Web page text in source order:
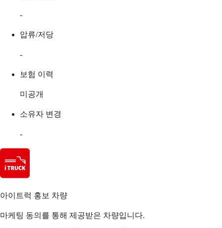
-
압류/저당
-
보험 이력
미공개
소유자 변경
-
아이트럭 홍보 차량
마케팅 동의를 통해 제공받은 차량입니다.